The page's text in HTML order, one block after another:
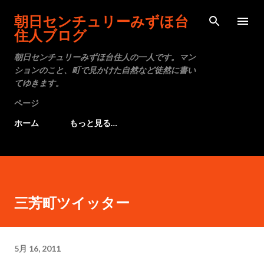
スキップしてメイン コンテンツに移動
朝日センチュリーみずほ台
住人ブログ
朝日センチュリーみずほ台住人の一人です。マン
ションのこと、町で見かけた自然など徒然に書い
てゆきます。
ページ
ホーム
もっと見る…
三芳町ツイッター
5月 16, 2011